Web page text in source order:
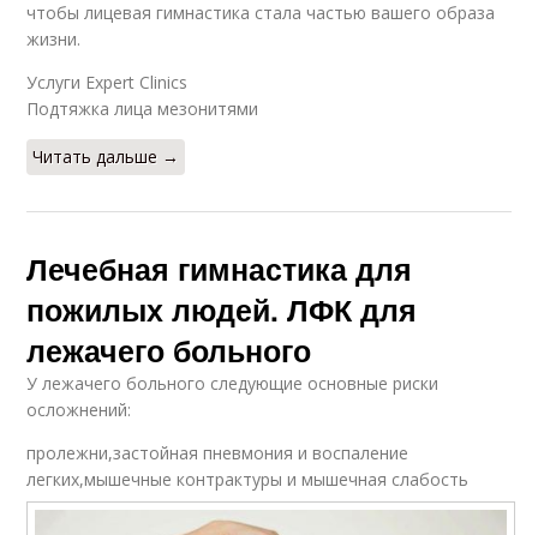
чтобы лицевая гимнастика стала частью вашего образа
жизни.
Услуги Expert Clinics
Подтяжка лица мезонитями
Читать дальше →
Лечебная гимнастика для
пожилых людей. ЛФК для
лежачего больного
У лежачего больного следующие основные риски
осложнений:
пролежни,застойная пневмония и воспаление
легких,мышечные контрактуры и мышечная слабость